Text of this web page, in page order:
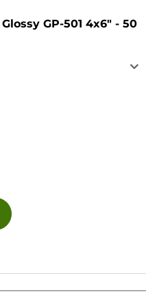
GP-501 4x6" - 50